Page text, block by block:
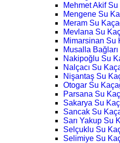
Mehmet Akif Su
Mengene Su
Meram Su
Mevlana Su
Mimarsinan Su
Musalla
Nakipoğlu Su
Nalçacı Su
Nişantaş Su
Otogar Su
Parsana Su
Sakarya Su
Sancak Su
Sarı Yakup Su
Selçuklu Su
Selimiye Su